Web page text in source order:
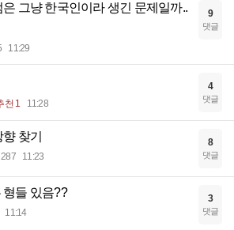
그냥 한국인이라 생긴 문제일까..
11:29
9
댓글
천 1 11:28
4
댓글
찾기
11:23
8
댓글
형들 있음??
11:14
3
댓글